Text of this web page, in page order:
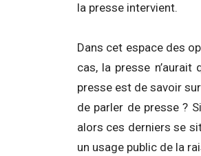
la presse intervient.
Dans cet espace des
cas, la presse
presse est de savoir
de parler de presse ?
alors ces derniers se
un usage public de la